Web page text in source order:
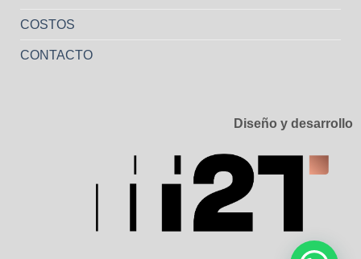
COSTOS
CONTACTO
Diseño y desarrollo